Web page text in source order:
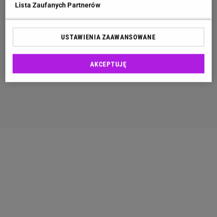
Lista Zaufanych Partnerów
USTAWIENIA ZAAWANSOWANE
AKCEPTUJĘ